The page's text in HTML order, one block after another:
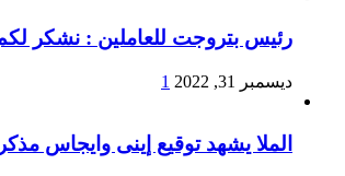
رئيس بتروجت للعاملين : نشكر
ديسمبر 31, 2022 1
الملا يشهد توقيع إينى وايجاس